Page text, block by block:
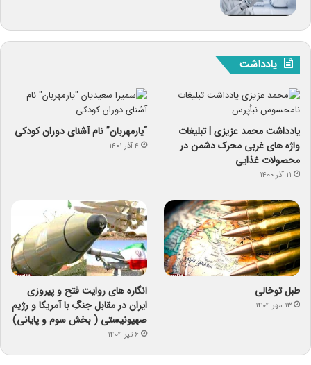
یادداشت
یادداشت محمد عزیزی | تبلیغات
واژه های غربی محرک دشمن در
محصولات غذایی
۱۱ آذر ۱۴۰۰
“یارمهربان” نام آشنای دوران کودکی
۴ آذر ۱۴۰۱
طبل توخالی
۱۳ مهر ۱۴۰۴
انگاره های روایت فتح و پیروزی
ایران در مقابل جنگِ با آمریکا و رژیم
صهیونیستی ( بخش سوم و پایانی)
۶ تیر ۱۴۰۴